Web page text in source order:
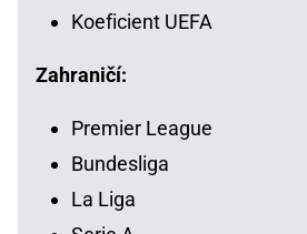
Koeficient UEFA
Zahraničí:
Premier League
Bundesliga
La Liga